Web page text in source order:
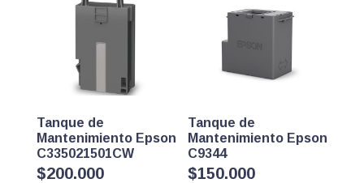
Tanque de
Mantenimiento Epson
C335021501CW
$200.000
Tanque de
Mantenimiento Epson
C9344
$150.000